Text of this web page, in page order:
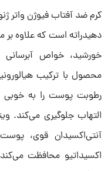
کرم ضد آفتاب فیوژن واتر
دهیدراته است که علاوه بر
خورشید، خواص
محصول با ترکیب
رطوبت پوست را به
آنتی‌اکسیدان قوی،
اکسیداتیو محافظت